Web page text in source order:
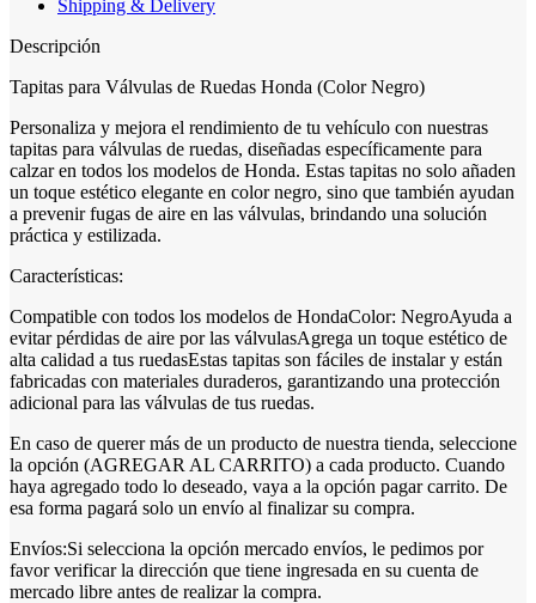
Shipping & Delivery
Descripción
Tapitas para Válvulas de Ruedas Honda (Color Negro)
Personaliza y mejora el rendimiento de tu vehículo con nuestras
tapitas para válvulas de ruedas, diseñadas específicamente para
calzar en todos los modelos de Honda. Estas tapitas no solo añaden
un toque estético elegante en color negro, sino que también ayudan
a prevenir fugas de aire en las válvulas, brindando una solución
práctica y estilizada.
Características:
Compatible con todos los modelos de HondaColor: NegroAyuda a
evitar pérdidas de aire por las válvulasAgrega un toque estético de
alta calidad a tus ruedasEstas tapitas son fáciles de instalar y están
fabricadas con materiales duraderos, garantizando una protección
adicional para las válvulas de tus ruedas.
En caso de querer más de un producto de nuestra tienda, seleccione
la opción (AGREGAR AL CARRITO) a cada producto. Cuando
haya agregado todo lo deseado, vaya a la opción pagar carrito. De
esa forma pagará solo un envío al finalizar su compra.
Envíos:Si selecciona la opción mercado envíos, le pedimos por
favor verificar la dirección que tiene ingresada en su cuenta de
mercado libre antes de realizar la compra.